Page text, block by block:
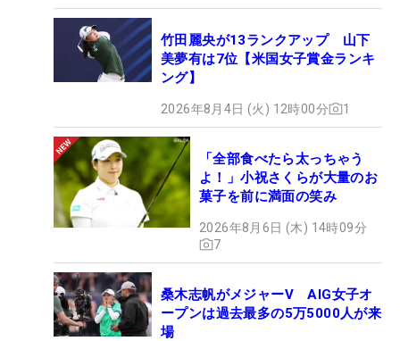
竹田麗央が13ランクアップ 山下
美夢有は7位【米国女子賞金ランキ
ング】
2026年8月4日 (火) 12時00分 1
「全部食べたら太っちゃう
よ！」小祝さくらが大量のお
菓子を前に満面の笑み
2026年8月6日 (木) 14時09分
7
桑木志帆がメジャーV AIG女子オ
ープンは過去最多の5万5000人が来
場